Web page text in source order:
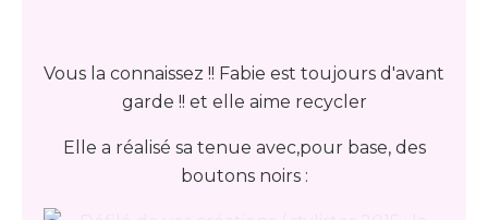
Vous la connaissez !! Fabie est toujours d'avant
garde !! et elle aime recycler
Elle a réalisé sa tenue avec,pour base, des
boutons noirs :